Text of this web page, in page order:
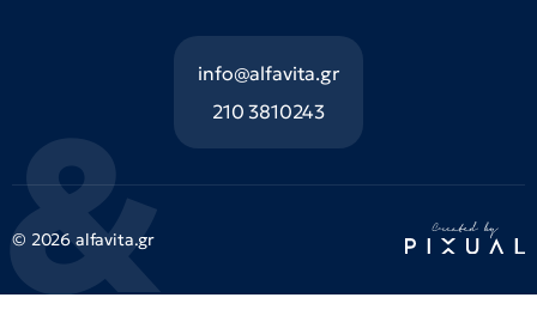
info@alfavita.gr
210 3810243
© 2026 alfavita.gr